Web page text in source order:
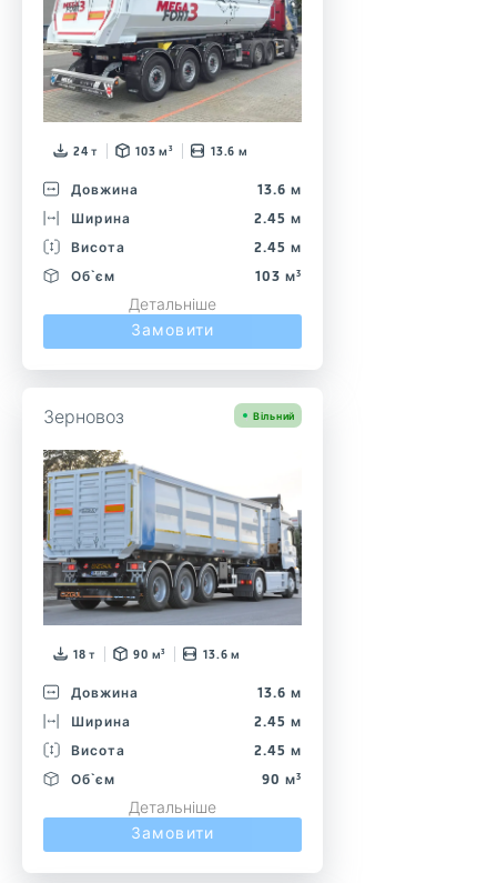
24 т 103 м³ 13.6 м
Довжина
13.6 м
Ширина
2.45 м
Висота
2.45 м
Об`єм
103 м³
Детальніше
Замовити
Зерновоз Вільний
18 т 90 м³ 13.6 м
Довжина
13.6 м
Ширина
2.45 м
Висота
2.45 м
Об`єм
90 м³
Детальніше
Замовити